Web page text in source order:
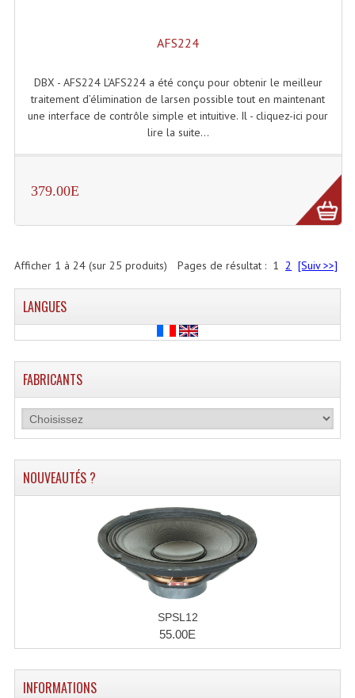
AFS224
DBX - AFS224 L’AFS224 a été conçu pour obtenir le meilleur
traitement d’élimination de larsen possible tout en maintenant
une interface de contrôle simple et intuitive. Il - cliquez-ici pour
lire la suite...
379.00E
Pages de résultat : 1 2 [Suiv >>]
Afficher 1 à 24(sur 25 produits)
LANGUES
FABRICANTS
NOUVEAUTÉS ?
SPSL12
55.00E
INFORMATIONS